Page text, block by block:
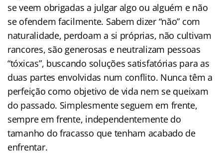
se veem obrigadas a julgar algo ou alguém e não
se ofendem facilmente. Sabem dizer “não” com
naturalidade, perdoam a si próprias, não cultivam
rancores, são generosas e neutralizam pessoas
“tóxicas”, buscando soluções satisfatórias para as
duas partes envolvidas num conflito. Nunca têm a
perfeição como objetivo de vida nem se queixam
do passado. Simplesmente seguem em frente,
sempre em frente, independentemente do
tamanho do fracasso que tenham acabado de
enfrentar.